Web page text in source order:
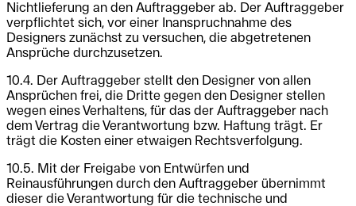
Nichtlieferung an den Auftraggeber ab. Der Auftraggeber
verpflichtet sich, vor einer Inanspruchnahme des
Designers zunächst zu versuchen, die abgetretenen
Ansprüche durchzusetzen.
10.4. Der Auftraggeber stellt den Designer von allen
Ansprüchen frei, die Dritte gegen den Designer stellen
wegen eines Verhaltens, für das der Auftraggeber nach
dem Vertrag die Verantwortung bzw. Haftung trägt. Er
trägt die Kosten einer etwaigen Rechtsverfolgung.
10.5. Mit der Freigabe von Entwürfen und
Reinausführungen durch den Auftraggeber übernimmt
dieser die Verantwortung für die technische und